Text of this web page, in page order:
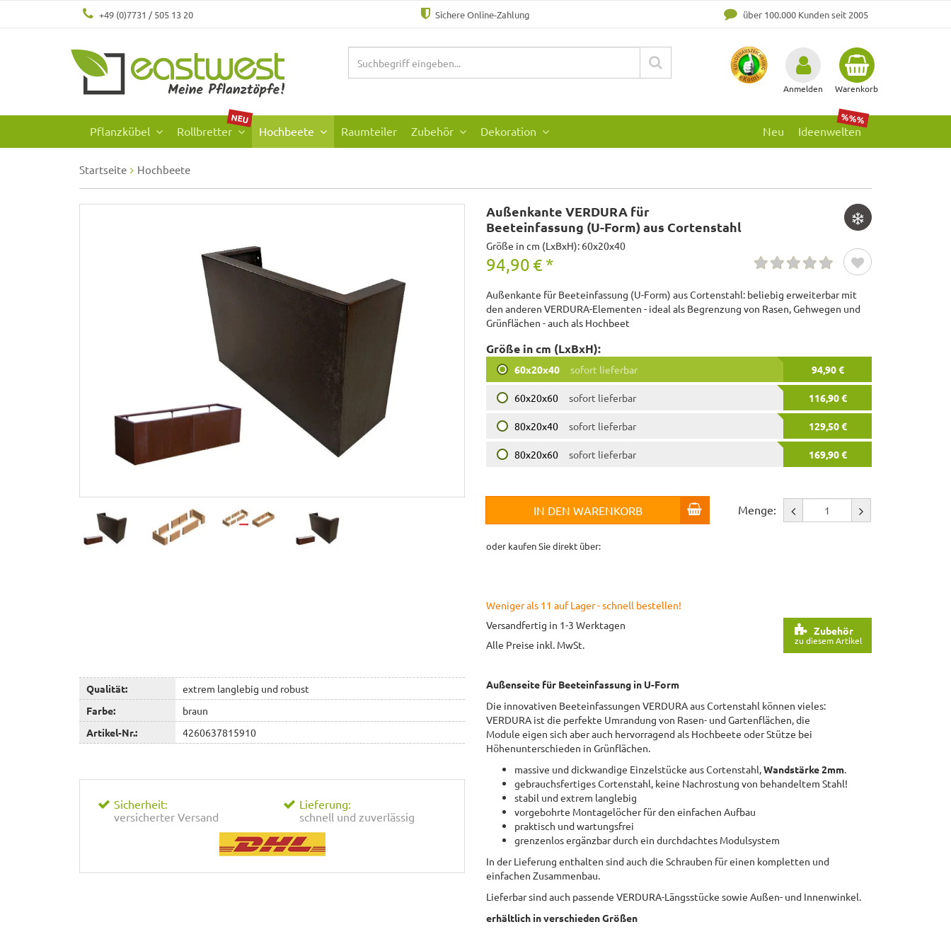
+49 (0)7731 / 505 13 20 Sichere Online-Zahlung über 100.000 Kunden seit 2005
Anmelden Warenkorb
Pflanzkübel Rollbretter
NEU
Hochbeete Raumteiler Zubehör Dekoration Ideenwelten
%%%
Neu
Startseite Hochbeete
Außenkante VERDURA für
Beeteinfassung (U-Form) aus Cortenstahl
Größe in cm (LxBxH): 60x20x40
94,90 € *
Außenkante für Beeteinfassung (U-Form) aus Cortenstahl: beliebig erweiterbar mit
den anderen VERDURA-Elementen - ideal als Begrenzung von Rasen, Gehwegen und
Grünflächen - auch als Hochbeet
Größe in cm (LxBxH):
60x20x40 94,90 €
sofort lieferbar
60x20x60 116,90 €
sofort lieferbar
80x20x40 129,50 €
sofort lieferbar
80x20x60 169,90 €
sofort lieferbar
IN DEN WARENKORB Menge:
oder kaufen Sie direkt über:
Weniger als 11 auf Lager - schnell bestellen!
Zubehör
zu diesem Artikel
Versandfertig in 1-3 Werktagen
Alle Preise inkl. MwSt.
Qualität:
extrem langlebig und robust
Farbe:
braun
Artikel-Nr.:
4260637815910
Sicherheit:
versicherter Versand
Lieferung:
schnell und zuverlässig
Außenseite für Beeteinfassung in U-Form
Die innovativen Beeteinfassungen VERDURA aus Cortenstahl können vieles:
VERDURA ist die perfekte Umrandung von Rasen- und Gartenflächen, die
Module eigen sich aber auch hervorragend als Hochbeete oder Stütze bei
Höhenunterschieden in Grünflächen.
massive und dickwandige Einzelstücke aus Cortenstahl,Wandstärke 2mm.
gebrauchsfertiges Cortenstahl, keine Nachrostung von behandeltem Stahl!
stabil und extrem langlebig
vorgebohrte Montagelöcher für den einfachen Aufbau
praktisch und wartungsfrei
grenzenlos ergänzbar durch ein durchdachtes Modulsystem
In der Lieferung enthalten sind auch die Schrauben für einen kompletten und
einfachen Zusammenbau.
Lieferbar sind auch passende VERDURA-Längsstücke sowie Außen- und Innenwinkel.
erhältlich in verschieden Größen